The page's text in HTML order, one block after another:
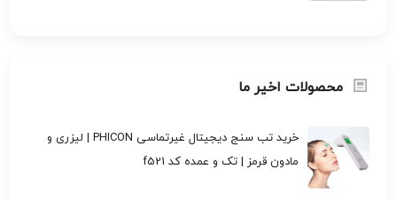
محصولات اخیر ما
خرید تب سنج دیجیتال غیرتماسی PHICON | لیزری و
مادون قرمز | تک و عمده کد f521